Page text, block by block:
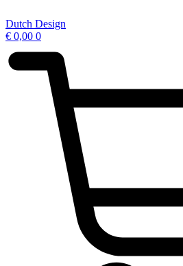
naar
de
Dutch Design
€ 0,00 0